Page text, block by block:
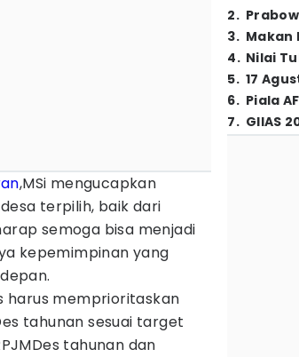
,MSi mengucapkan
terpilih, baik dari
semoga bisa menjadi
kepemimpinan yang
harus memprioritaskan
tahunan sesuai target
tahunan dan
2.
3. Makan
4. Nilai
5. 17
6. Piala
7. GIIAS